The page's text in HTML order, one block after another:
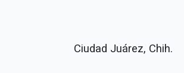
Ciudad Juárez, Chih.